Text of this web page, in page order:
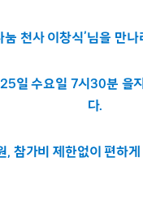
눔 천사 이창식’님을 만
일 수요일 7시30분 을
다.
, 참가비 제한없이 편하